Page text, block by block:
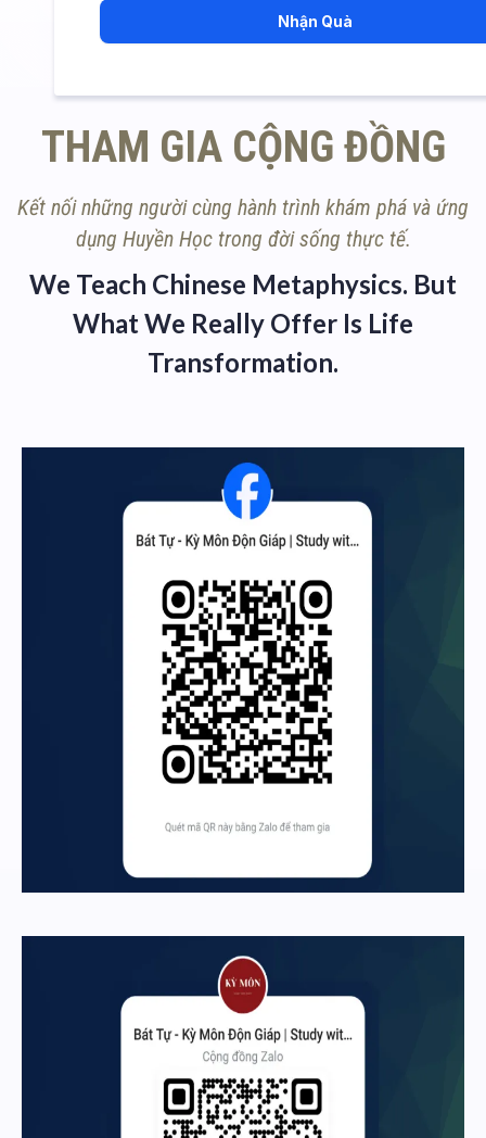
Nhận Quà
THAM GIA CỘNG ĐỒNG
Kết nối những người cùng hành trình khám phá và ứng
dụng Huyền Học trong đời sống thực tế.
We Teach Chinese Metaphysics. But
What We Really Offer Is Life
Transformation.